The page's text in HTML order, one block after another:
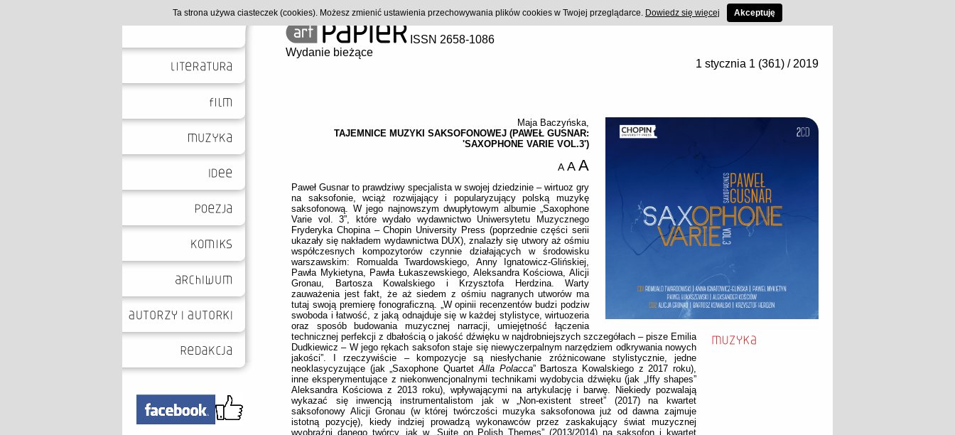
ISSN 2658-1086
Wydanie bieżące
1 stycznia 1 (361) / 2019
Maja Baczyńska,
TAJEMNICE MUZYKI SAKSOFONOWEJ (PAWEŁ GUSNAR:
'SAXOPHONE VARIE VOL.3')
A A A
Paweł Gusnar to prawdziwy specjalista w swojej dziedzinie – wirtuoz gry
na saksofonie, wciąż rozwijający i popularyzujący polską muzykę
saksofonową. W jego najnowszym dwupłytowym albumie „Saxophone
Varie vol. 3”, które wydało wydawnictwo Uniwersytetu Muzycznego
Fryderyka Chopina – Chopin University Press (poprzednie części serii
ukazały się nakładem wydawnictwa DUX), znalazły się utwory aż ośmiu
współczesnych kompozytorów czynnie działających w środowisku
warszawskim: Romualda Twardowskiego, Anny Ignatowicz-Glińskiej,
Pawła Mykietyna, Pawła Łukaszewskiego, Aleksandra Kościowa, Alicji
Gronau, Bartosza Kowalskiego i Krzysztofa Herdzina. Warty
zauważenia jest fakt, że aż siedem z ośmiu nagranych utworów ma
tutaj swoją premierę fonograficzną. „W opinii recenzentów budzi podziw
swoboda i łatwość, z jaką odnajduje się w każdej stylistyce, wirtuozeria
oraz sposób budowania muzycznej narracji, umiejętność łączenia
technicznej perfekcji z dbałością o jakość dźwięku w najdrobniejszych szczegółach – pisze Emilia
Dudkiewicz – W jego rękach saksofon staje się niewyczerpalnym narzędziem odkrywania nowych
jakości”. I rzeczywiście – kompozycje są niesłychanie zróżnicowane stylistycznie, jedne
neoklasycyzujące (jak „Saxophone QuartetAlla Polacca” Bartosza Kowalskiego z 2017 roku),
inne eksperymentujące z niekonwencjonalnymi technikami wydobycia dźwięku (jak „Iffy shapes”
Aleksandra Kościowa z 2013 roku), wpływającymi na artykulację i barwę. Niekiedy pozwalają
wykazać się inwencją instrumentalistom jak w „Non-existent street” (2017) na kwartet
saksofonowy Alicji Gronau (w której twórczości muzyka saksofonowa już od dawna zajmuje
istotną pozycję), kiedy indziej prowadzą wykonawców przez zaskakujący świat muzycznej
wyobraźni danego twórcy, jak w „Suite on Polish Themes” (2013/2014) na saksofon i kwartet
Ta strona używa ciasteczek (cookies). Możesz zmienić ustawienia przechowywania plików cookies w Twojej przeglądarce. Dowiedz się więcej Akceptuję